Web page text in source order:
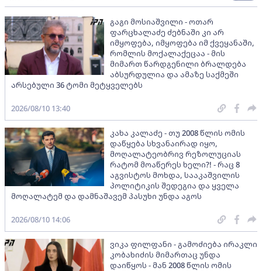
გაგი მოსიაშვილი - ოთარ
ფარცხალაძე ძებნაში კი არ
იმყოფება, იმყოფება იმ ქვეყანაში,
რომლის მოქალაქეცაა - მის
მიმართ წარდგენილი ბრალდება
აბსურდულია და ამაზე საქმეში
არსებული 36 ტომი მეტყველებს
2026/08/10 13:40
კახა კალაძე - თუ 2008 წლის ომის
დაწყება სხვანაირად იყო,
მოღალატეობრივ რეზოლუციას
რატომ მოაწერეს ხელი?! - რაც 8
აგვისტოს მოხდა, სააკაშვილის
პოლიტიკის შედეგია და ყველა
მოღალატემ და დამნაშავემ პასუხი უნდა აგოს
2026/08/10 14:06
ვიკა ფილფანი - გამოძიება ირაკლი
კობახიძის მიმართაც უნდა
დაიწყოს - მან 2008 წლის ომის